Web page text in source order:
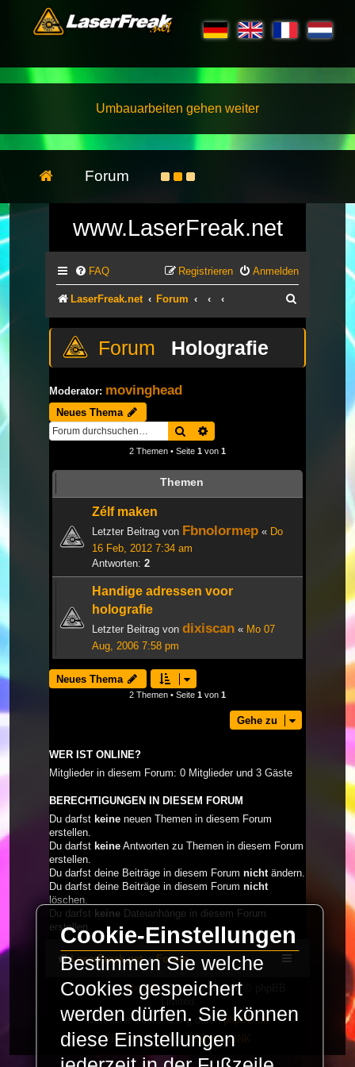
Umbauarbeiten gehen weiter
Forum
www.LaserFreak.net
FAQ Anmelden
Registrieren
LaserFreak.net Forum
Holografie
Moderator: movinghead
Neues Thema
Suche
2 Themen • Seite 1 von 1
Themen
Zélf maken
Letzter Beitrag von Fbnolormep « Do
16 Feb, 2012 7:34 am
Antworten: 2
Handige adressen voor
holografie
Letzter Beitrag von dixiscan « Mo 07
Aug, 2006 7:58 pm
Neues Thema
2 Themen • Seite 1 von 1
Gehe zu
WER IST ONLINE?
Mitglieder in diesem Forum: 0 Mitglieder und 3 Gäste
BERECHTIGUNGEN IN DIESEM FORUM
Du darfst keine neuen Themen in diesem Forum
erstellen.
Du darfst keine Antworten zu Themen in diesem Forum
erstellen.
Du darfst deine Beiträge in diesem Forum nichtändern.
Du darfst deine Beiträge in diesem Forum nicht
löschen.
Du darfst keine Dateianhänge in diesem Forum
erstellen.
LaserFreak.net Forum
Powered byphpBB® Forum Software © phpBB
Limited
Deutsche Übersetzung durchphpBB.de
PRIVACY_LINK | TERMS_LINK
Cookie-Einstellungen
Bestimmen Sie welche
Cookies gespeichert
werden dürfen. Sie können
diese Einstellungen